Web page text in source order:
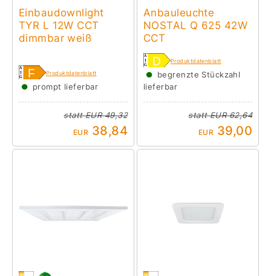
Einbaudownlight
TYR L 12W CCT
dimmbar weiß
Produktdatenblatt
● prompt lieferbar
stattEUR 49,32
EUR 38,84
Anbauleuchte
NOSTAL Q 625 42W
CCT
Produktdatenblatt
● begrenzte Stückzahl
lieferbar
stattEUR 62,64
EUR 39,00